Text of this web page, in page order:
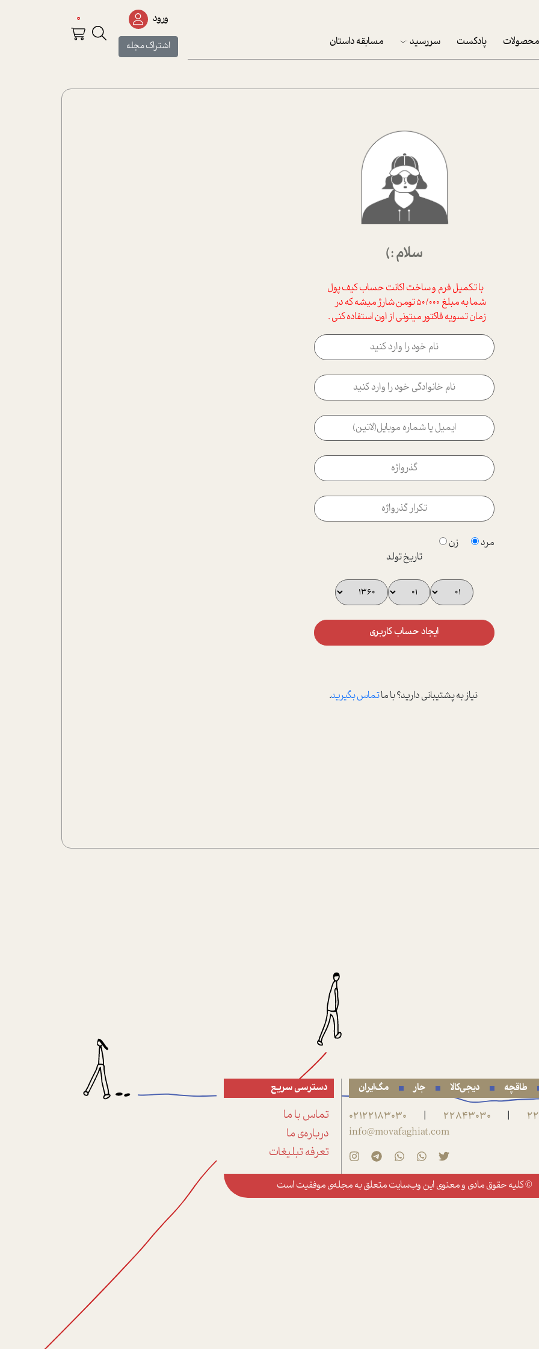
محصولات پادکست سررسید
پکيج نوروزي موفقيت
تقویم رومیزی
تقویم دیواری
مسابقه داستان
ورود
اشتراک مجله
0
سلام :)
با تکمیل فرم و ساخت اکانت حساب کیف پول
شما به مبلغ 50/000 تومن شارژ میشه که در
زمان تسویه فاکتور میتونی از اون استفاده کنی .
مرد
زن
تاریخ تولد
ایجاد حساب کاربری
نیاز به پشتیبانی دارید؟ با ماتماس بگیرید.
طاقچه دیجی‌کالا جار مگ‌ایران
|
22843030
|
02122183030
info@movafaghiat.com
دسترسی سریع
تماس با ما
درباره‌ی ما
تعرفه تبلیغات
© کلیه حقوق مادی و معنوی این وب‌سایت متعلق بهمجله‌ی موفقیتاست